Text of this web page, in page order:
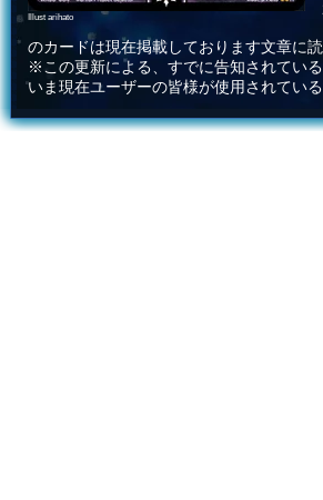
Illust arihato
のカードは現在掲載しております文章に
※この更新による、すでに告知されてい
いま現在ユーザーの皆様が使用されてい